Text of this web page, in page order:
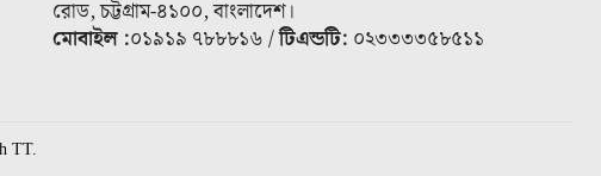
রোড, চট্টগ্রাম-৪১০০, বাংলাদেশ।
মোবাইল :০১৯১৯ ৭৮৮৮১৬ /টিএন্ডটি: ০২৩৩৩৩৫৮৫১১
TT.